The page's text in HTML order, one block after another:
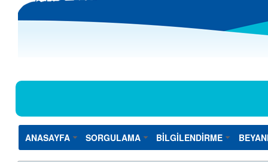
ANASAYFA SORGULAMA BİLGİLENDİRME